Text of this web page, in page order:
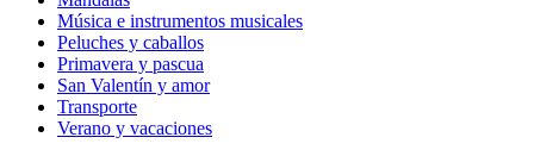
Música e instrumentos musicales
Peluches y caballos
Primavera y pascua
San Valentín y amor
Transporte
Verano y vacaciones